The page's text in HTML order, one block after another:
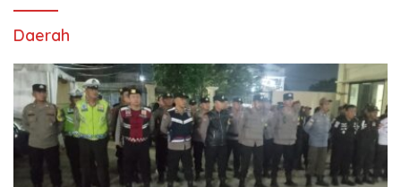
Daerah